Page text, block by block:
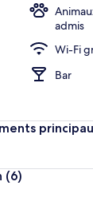
admis
Wi-Fi
Bar
(6)